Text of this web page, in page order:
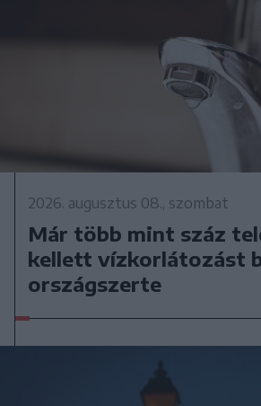
2026. augusztus 08., szombat
Már több mint száz
kellett vízkorlátozást
országszerte